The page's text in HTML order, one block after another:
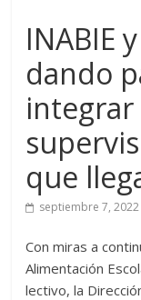
INABIE
dando
integrar
que
septiembre 7, 2022
Con miras a
Alimentación
lectivo, la